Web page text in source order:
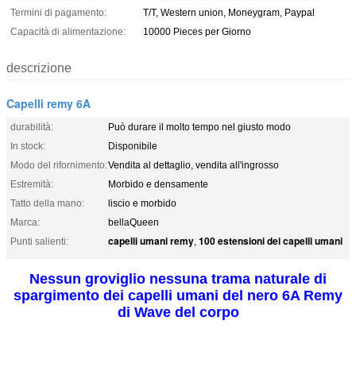
Termini di pagamento:
T/T, Western union, Moneygram, Paypal
Capacità di alimentazione:
10000 Pieces per Giorno
descrizione
Capelli remy 6A
durabilità:
Può durare il molto tempo nel giusto modo
In stock:
Disponibile
Modo del rifornimento:Vendita al dettaglio, vendita all'ingrosso
Estremità:
Morbido e densamente
Tatto della mano:
liscio e morbido
Marca:
bellaQueen
Punti salienti:
capelli umani remy, 100 estensioni dei capelli umani
Nessun groviglio nessuna trama naturale di
spargimento dei capelli umani del nero 6A Remy
di Wave del corpo